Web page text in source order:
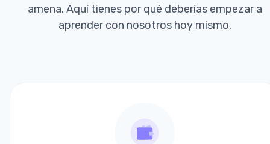
amena. Aquí tienes por qué deberías empezar a
aprender con nosotros hoy mismo.